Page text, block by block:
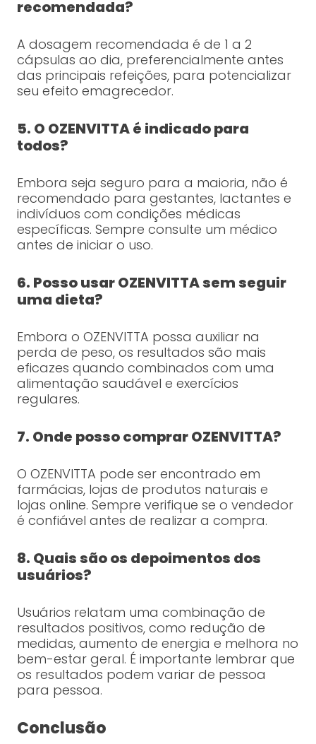
recomendada?
A dosagem recomendada é de 1 a 2
cápsulas ao dia, preferencialmente antes
das principais refeições, para potencializar
seu efeito emagrecedor.
5. O OZENVITTA é indicado para
todos?
Embora seja seguro para a maioria, não é
recomendado para gestantes, lactantes e
indivíduos com condições médicas
específicas. Sempre consulte um médico
antes de iniciar o uso.
6. Posso usar OZENVITTA sem seguir
uma dieta?
Embora o OZENVITTA possa auxiliar na
perda de peso, os resultados são mais
eficazes quando combinados com uma
alimentação saudável e exercícios
regulares.
7. Onde posso comprar OZENVITTA?
O OZENVITTA pode ser encontrado em
farmácias, lojas de produtos naturais e
lojas online. Sempre verifique se o vendedor
é confiável antes de realizar a compra.
8. Quais são os depoimentos dos
usuários?
Usuários relatam uma combinação de
resultados positivos, como redução de
medidas, aumento de energia e melhora no
bem-estar geral. É importante lembrar que
os resultados podem variar de pessoa
para pessoa.
Conclusão